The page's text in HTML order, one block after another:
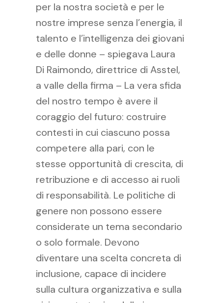
per la nostra società e per le
nostre imprese senza l’energia, il
talento e l’intelligenza dei giovani
e delle donne – spiegava Laura
Di Raimondo, direttrice di Asstel,
a valle della firma – La vera sfida
del nostro tempo è avere il
coraggio del futuro: costruire
contesti in cui ciascuno possa
competere alla pari, con le
stesse opportunità di crescita, di
retribuzione e di accesso ai ruoli
di responsabilità. Le politiche di
genere non possono essere
considerate un tema secondario
o solo formale. Devono
diventare una scelta concreta di
inclusione, capace di incidere
sulla cultura organizzativa e sulla